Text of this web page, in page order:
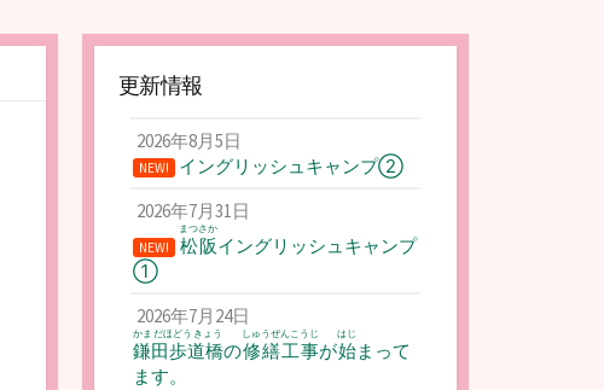
更新情報
2026年8月5日
NEW!
イングリッシュキャンプ②
2026年7月31日
NEW! 松阪
まつさか
イングリッシュキャンプ
①
2026年7月24日
鎌田歩道橋
かまだほどうきょう
の修繕工事
しゅうぜんこうじ
が始
はじ
まって
ます。